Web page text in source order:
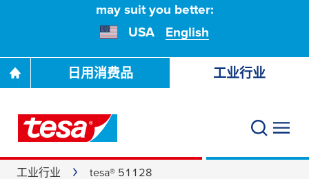
may suit you better:
USA
English
日用消费品 工业行业
工业行业 tesa® 51128